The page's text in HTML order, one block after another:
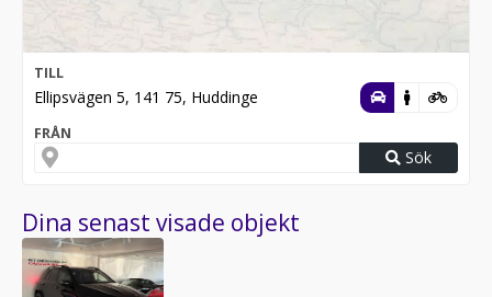
TILL
Ellipsvägen 5, 141 75, Huddinge
FRÅN
Sök
Dina senast visade objekt